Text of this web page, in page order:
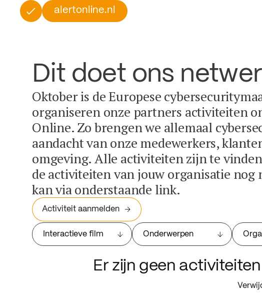
alertonline.nl
Dit doet ons
Oktober is de Europese
organiseren onze partners activiteiten
Online. Zo brengen we allemaal
aandacht van onze medewerkers,
omgeving. Alle activiteiten zijn te
de activiteiten van jouw organisatie nog
kan via onderstaande link.
Activiteit aanmelden
Interactieve film Onderwerpen
Er zijn geen